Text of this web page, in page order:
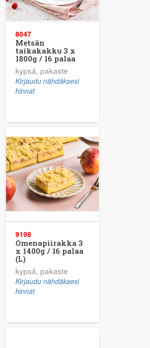
8047
Metsän
taikakakku 3 x
1800g / 16 palaa
kypsä, pakaste
Kirjaudu nähdäksesi
hinnat
9198
Omenapiirakka 3
x 1400g / 16 palaa
(L)
kypsä, pakaste
Kirjaudu nähdäksesi
hinnat